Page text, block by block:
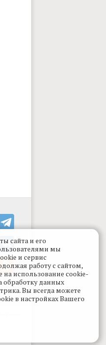
сайта и его
мы
и сервис
работу с сайтом,
использование cookie-
обработку данных
Вы всегда можете
в настройках Вашего